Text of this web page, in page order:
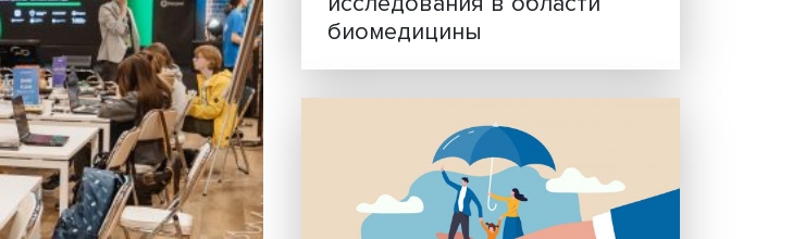
ученые представили
исследования в области
биомедицины